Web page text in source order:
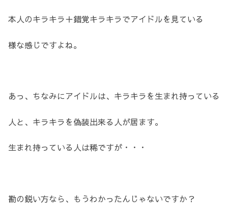
本人のキラキラ＋錯覚キラキラでアイドルを見ている
様な感じですよね。
あっ、ちなみにアイドルは、キラキラを生まれ持っている
人と、キラキラを偽装出来る人が居ます。
生まれ持っている人は稀ですが・・・
勘の鋭い方なら、もうわかったんじゃないですか？